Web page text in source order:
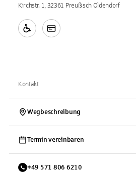
Kirchstr. 1, 32361 Preußisch Oldendorf
Kontakt
Wegbeschreibung
Termin vereinbaren
+49 571 806 6210